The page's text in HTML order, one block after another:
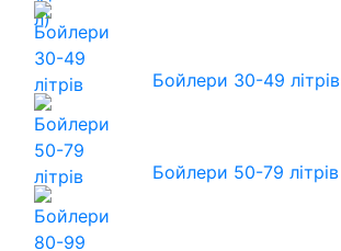
Бойлери 30-49 літрів
Бойлери 50-79 літрів